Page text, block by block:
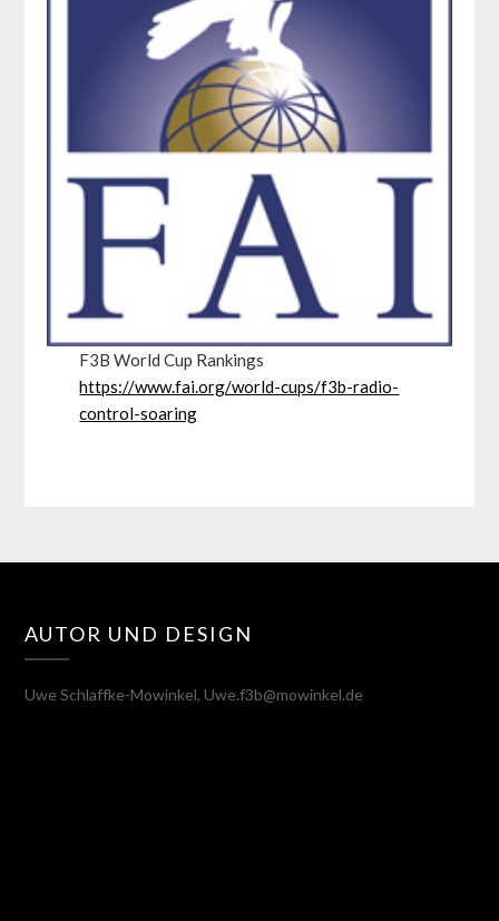
F3B World Cup Rankings
https://www.fai.org/world-cups/f3b-radio-
control-soaring
AUTOR UND DESIGN
Uwe Schlaffke-Mowinkel, Uwe.f3b@mowinkel.de